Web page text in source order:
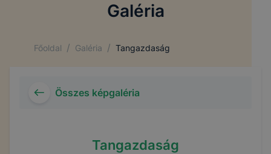
Galéria
Főoldal / Galéria / Tangazdaság
Összes képgaléria
Tangazdaság